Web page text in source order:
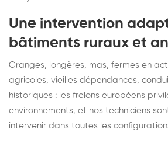
Une intervention
bâtiments ruraux et
Granges, longères, mas, fermes en
agricoles, vieilles dépendances,
historiques : les frelons européens
environnements, et nos techniciens
intervenir dans toutes les